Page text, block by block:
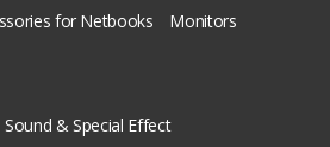
for Netbooks Monitors
Sound & Special Effect